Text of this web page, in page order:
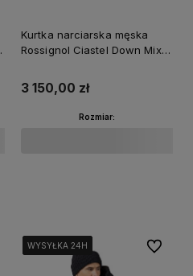
Kurtka narciarska męska
Rossignol Ciastel Down Mix
3 150,00 zł
Rozmiar:
WYSYŁKA 24H
WYSYŁKA 24H
WYSYŁKA 24H
WYSYŁKA 24H
WYSYŁKA 24H Do